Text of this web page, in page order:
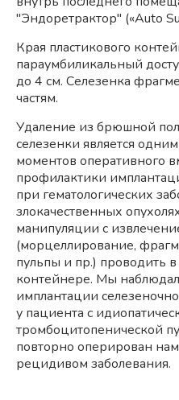
"Эндоретрактор" («Auto
Края пластикового
параумбиликальный
до 4 см. Селезенка
частям.
Удаление из брюшной
селезенки является
моментов оперативного
профилактики
при гематологических
злокачественных
манипуляции с
(морцеллирование,
пульпы и пр.) проводить
контейнере. Мы
имплантации
у пациента с
тромбоцитопенической
повторно оперирован
рецидивом заболевания.